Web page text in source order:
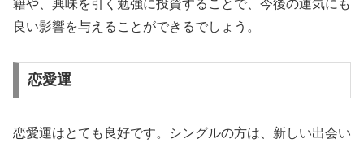
籍や、興味を引く勉強に投資することで、今後の運気にも
良い影響を与えることができるでしょう。
恋愛運
恋愛運はとても良好です。シングルの方は、新しい出会い